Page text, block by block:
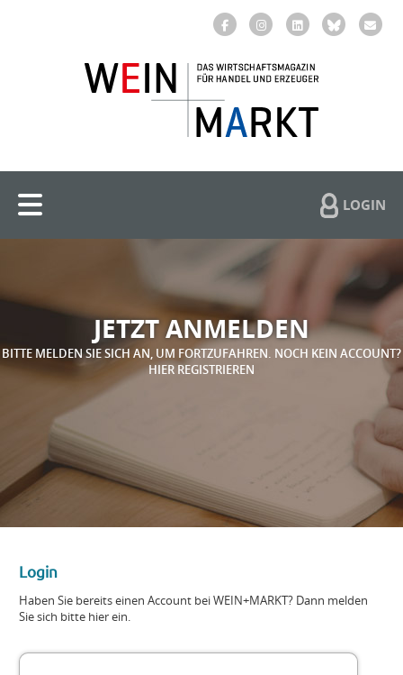
LOGIN
JETZT ANMELDEN
BITTE MELDEN SIE SICH AN, UM FORTZUFAHREN. NOCH KEIN ACCOUNT?
HIER REGISTRIEREN
Login
Haben Sie bereits einen Account bei WEIN+MARKT? Dann melden
Sie sich bitte hier ein.